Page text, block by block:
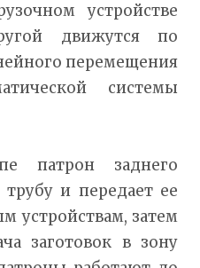
устройстве
движутся по
перемещения
системы
патрон заднего
трубу и передает ее
затем
заготовок в зону